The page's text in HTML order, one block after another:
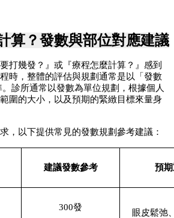
算？發數與部位對應建議
打幾發？』或『療程怎麼計算？』感到
時，整體的評估與規劃通常是以「發數
。診所通常以發數為單位規劃，根據個人
圍的大小，以及預期的緊緻目標來量身
，以下提供常見的發數規劃參考建議：
建議發數參考 預
300發
眼皮鬆弛